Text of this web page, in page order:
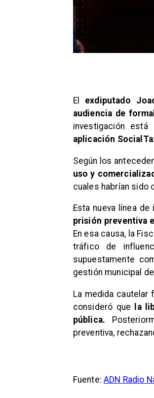
El exdiputado
audiencia de
investigación está
aplicación
Según los
uso y
cuales habrían
Esta nueva línea
prisión preventiva
En esa causa, la
tráfico de
supuestamente
gestión municipal
La medida cautelar
consideró que
la
pública.
preventiva,
Fuente:ADN Radio